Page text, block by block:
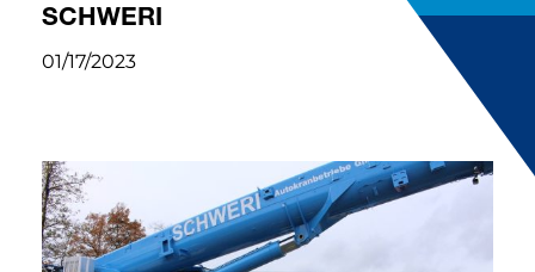
SCHWERI
01/17/2023